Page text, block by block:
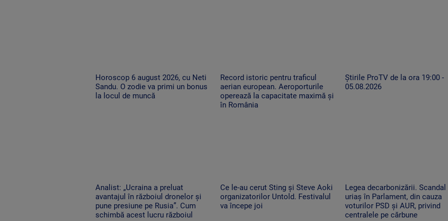
Horoscop 6 august 2026, cu Neti
Sandu. O zodie va primi un bonus
la locul de muncă
Record istoric pentru traficul
aerian european. Aeroporturile
operează la capacitate maximă și
în România
Știrile ProTV de la ora 19:00 -
05.08.2026
Analist: „Ucraina a preluat
avantajul în războiul dronelor și
pune presiune pe Rusia”. Cum
schimbă acest lucru războiul
Ce le-au cerut Sting și Steve Aoki
organizatorilor Untold. Festivalul
va începe joi
Legea decarbonizării. Scandal
uriaș în Parlament, din cauza
voturilor PSD și AUR, privind
centralele pe cărbune